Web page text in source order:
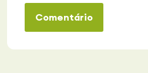
Comentário